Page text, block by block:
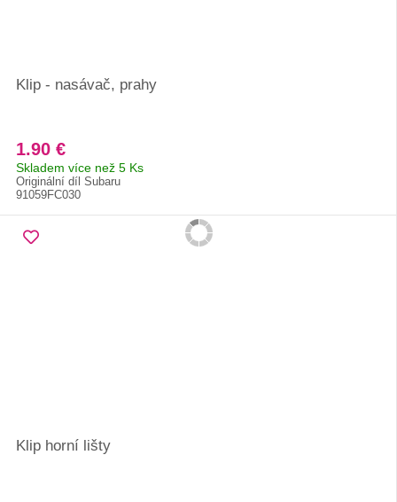
Klip - nasávač, prahy
1.90 €
Skladem více než 5 Ks
Originální díl Subaru
91059FC030
Klip horní lišty